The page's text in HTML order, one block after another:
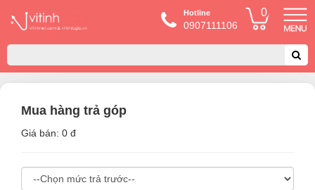
Hotline
0907111106
0
Mua hàng trả góp
Giá bán: 0 đ